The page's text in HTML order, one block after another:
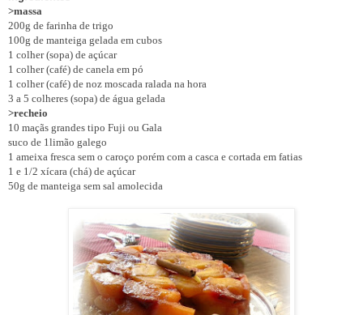
>massa
200g de farinha de trigo
100g de manteiga gelada em cubos
1 colher (sopa) de açúcar
1 colher (café) de canela em pó
1 colher (café) de noz moscada ralada na hora
3 a 5 colheres (sopa) de água gelada
>recheio
10 maçãs grandes tipo Fuji ou Gala
suco de 1limão galego
1 ameixa fresca sem o caroço porém com a casca e cortada em fatias
1 e 1/2 xícara (chá) de açúcar
50g de manteiga sem sal amolecida